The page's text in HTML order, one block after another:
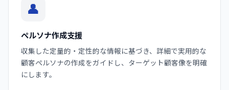
👤
ペルソナ作成支援
収集した定量的・定性的な情報に基づき、詳細で実用的な
顧客ペルソナの作成をガイドし、ターゲット顧客像を明確
にします。